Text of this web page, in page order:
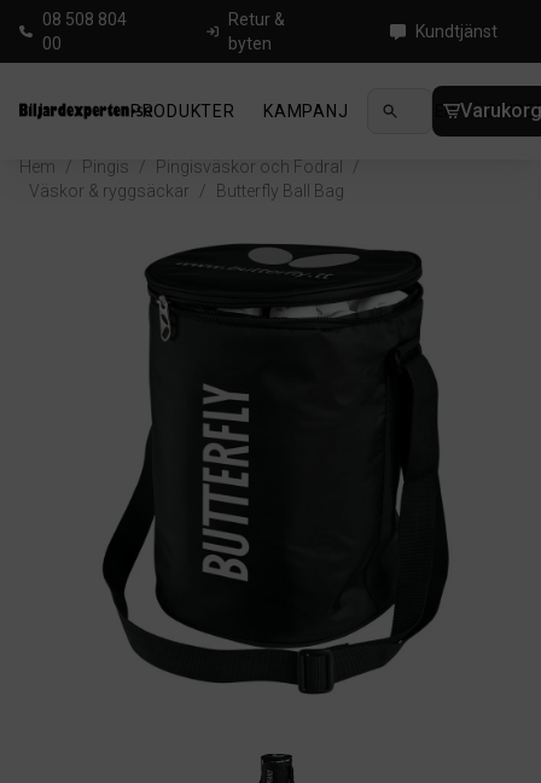
08 508 804
00
Retur &
byten
Kundtjänst
PRODUKTER KAMPANJ NYHETER
Hem / Pingis / Pingisväskor och Fodral
/
Väskor & ryggsäckar
/ Butterfly Ball Bag